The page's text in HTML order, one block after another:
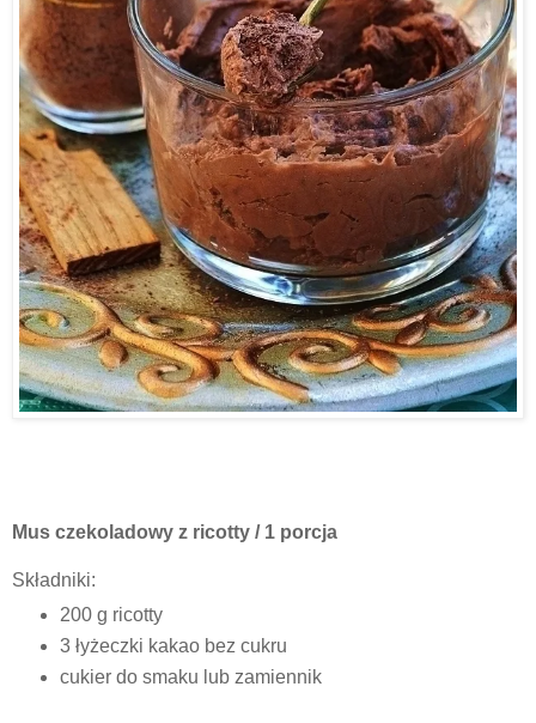
Mus czekoladowy z ricotty / 1 porcja
Składniki:
200 g ricotty
3 łyżeczki kakao bez cukru
cukier do smaku lub zamiennik